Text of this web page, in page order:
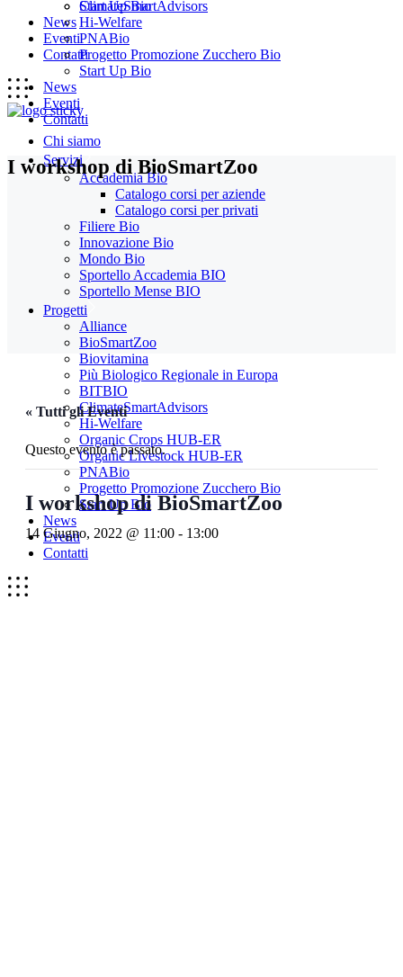
Start Up Bio
News
Eventi
Contatti
Chi siamo
Servizi
Accademia Bio
Catalogo corsi per aziende
Catalogo corsi per privati
Filiere Bio
Innovazione Bio
Mondo Bio
Sportello Accademia BIO
Sportello Mense BIO
Progetti
Alliance
BioSmartZoo
Biovitamina
Più Biologico Regionale in Europa
BITBIO
ClimateSmartAdvisors
Hi-Welfare
Organic Crops HUB-ER
Organic Livestock HUB-ER
PNABio
Progetto Promozione Zucchero Bio
Start Up Bio
News
Eventi
Contatti
ClimateSmartAdvisors
Hi-Welfare
PNABio
Progetto Promozione Zucchero Bio
Start Up Bio
News
Eventi
Contatti
I workshop di BioSmartZoo
« Tutti gli Eventi
Questo evento è passato.
I workshop di BioSmartZoo
14 Giugno, 2022 @ 11:00 - 13:00